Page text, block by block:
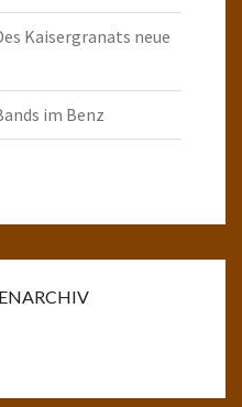
Kaisergranats neue
im Benz